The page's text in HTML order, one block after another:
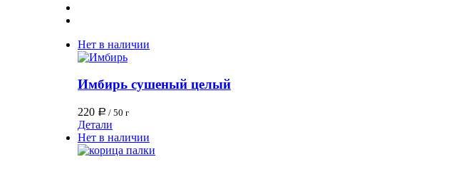
Нет в наличии
Имбирь сушеный целый
220 Р / 50 г
Детали
Нет в наличии